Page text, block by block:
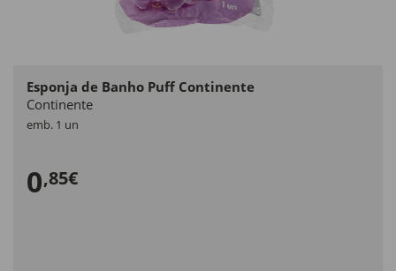
Esponja de Banho Puff Continente
Continente
emb. 1 un
0,85€